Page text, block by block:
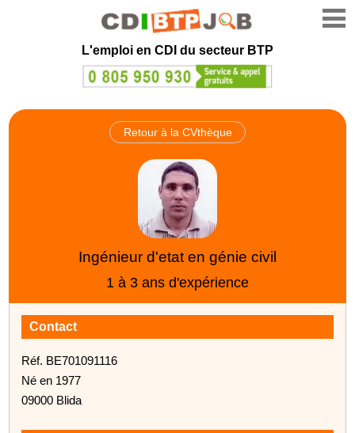
L'emploi en CDI du secteur BTP
Retour à la CVthèque
Ingénieur d'etat en génie civil
1 à 3 ans d'expérience
Contact
Réf. BE701091116
Né en 1977
09000 Blida